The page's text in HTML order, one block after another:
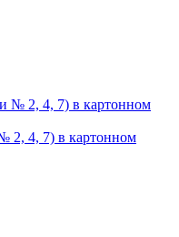
2, 4, 7) в картонном